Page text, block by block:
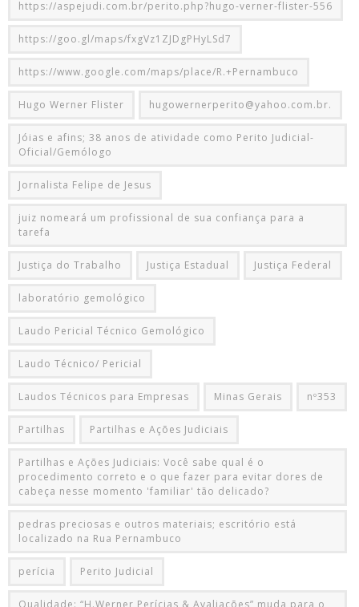
https://aspejudi.com.br/perito.php?hugo-verner-flister-556
https://goo.gl/maps/fxgVz1ZJDgPHyLSd7
https://www.google.com/maps/place/R.+Pernambuco
Hugo Werner Flister hugowernerperito@yahoo.com.br.
Jóias e afins; 38 anos de atividade como Perito Judicial-
Oficial/Gemólogo
Jornalista Felipe de Jesus
juiz nomeará um profissional de sua confiança para a
tarefa
Justiça do Trabalho Justiça Estadual Justiça Federal
laboratório gemológico
Laudo Pericial Técnico Gemológico
Laudo Técnico/ Pericial
Laudos Técnicos para Empresas Minas Gerais nº353
Partilhas Partilhas e Ações Judiciais
Partilhas e Ações Judiciais: Você sabe qual é o
procedimento correto e o que fazer para evitar dores de
cabeça nesse momento 'familiar' tão delicado?
pedras preciosas e outros materiais; escritório está
localizado na Rua Pernambuco
perícia Perito Judicial